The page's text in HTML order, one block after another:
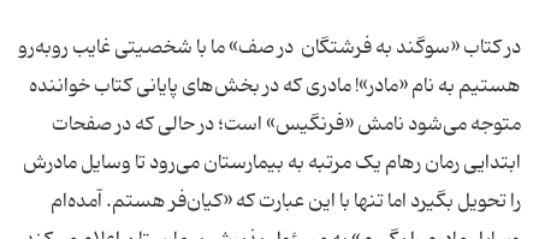
در کتاب «سوگند به فرشتگان در صف» ما با شخصیتی غایب روبه‌رو
هستیم به نام «مادر»! مادری که در بخش‌های پایانی کتاب خواننده
متوجه می‌شود نامش «فرنگیس» است؛ در حالی که در صفحات
ابتدایی رمان رهام یک مرتبه به بیمارستان می‌رود تا وسایل مادرش
را تحویل بگیرد اما تنها با این عبارت که «کیان‌فر هستم. آمده‌ام